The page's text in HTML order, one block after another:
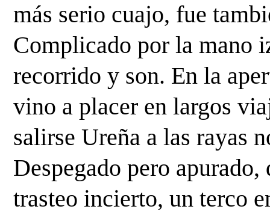
más serio cuajo, fue
Complicado por la mano
recorrido y son. En la
vino a placer en largos
salirse Ureña a las rayas
Despegado pero
trasteo incierto, un terco